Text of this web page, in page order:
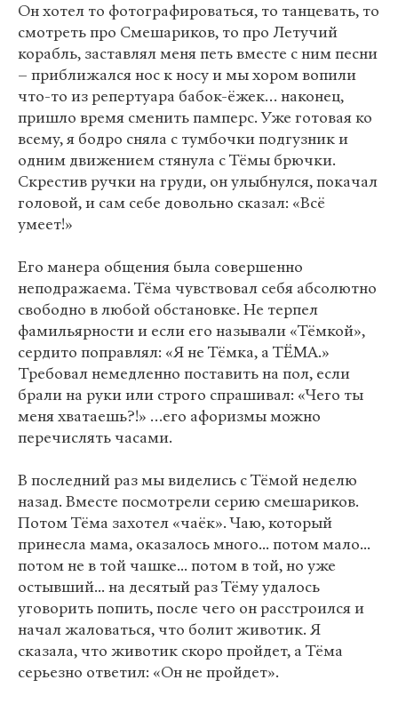
Он хотел то фотографироваться, то танцевать, то
смотреть про Смешариков, то про Летучий
корабль, заставлял меня петь вместе с ним песни
– приближался нос к носу и мы хором вопили
что-то из репертуара бабок-ёжек… наконец,
пришло время сменить памперс. Уже готовая ко
всему, я бодро сняла с тумбочки подгузник и
одним движением стянула с Тёмы брючки.
Скрестив ручки на груди, он улыбнулся, покачал
головой, и сам себе довольно сказал: «Всё
умеет!»
Его манера общения была совершенно
неподражаема. Тёма чувствовал себя абсолютно
свободно в любой обстановке. Не терпел
фамильярности и если его называли «Тёмкой»,
сердито поправлял: «Я не Тёмка, а ТЁМА.»
Требовал немедленно поставить на пол, если
брали на руки или строго спрашивал: «Чего ты
меня хватаешь?!» …его афоризмы можно
перечислять часами.
В последний раз мы виделись с Тёмой неделю
назад. Вместе посмотрели серию смешариков.
Потом Тёма захотел «чаёк». Чаю, который
принесла мама, оказалось много... потом мало...
потом не в той чашке... потом в той, но уже
остывший... на десятый раз Тёму удалось
уговорить попить, после чего он расстроился и
начал жаловаться, что болит животик. Я
сказала, что животик скоро пройдет, а Тёма
серьезно ответил: «Он не пройдет».